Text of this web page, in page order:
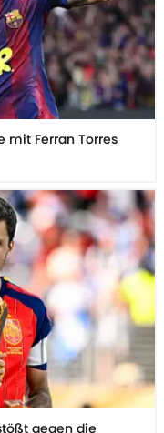
mit Ferran Torres
gegen die